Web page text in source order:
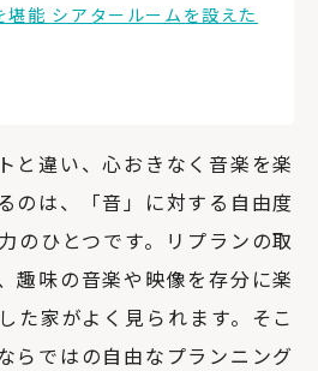
能 シアタールームを設えた
と違い、心おきなく音楽を楽
のは、「音」に対する自由度
のひとつです。リプランの取
趣味の音楽や映像を存分に楽
た家がよく見られます。そこ
らではの自由なプランニング